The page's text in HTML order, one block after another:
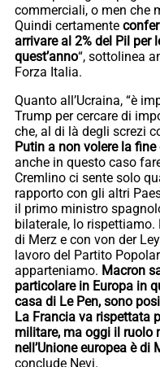
commerciali, o men che
Quindi certamente
arrivare al 2% del Pil per
quest’anno“, sottolinea
Forza Italia.
Quanto all’Ucraina, “è
Trump per cercare di
che, al di là degli screzi
Putin a non volere la
anche in questo caso
Cremlino ci sente solo
rapporto con gli altri
il primo ministro
bilaterale, lo
di Merz e con von der
lavoro del Partito
apparteniamo. Macron
particolare in Europa in
casa di Le Pen, sono
La Francia va rispettata
militare, ma oggi il ruolo
nell’Unione europea è
conclude Nevi.